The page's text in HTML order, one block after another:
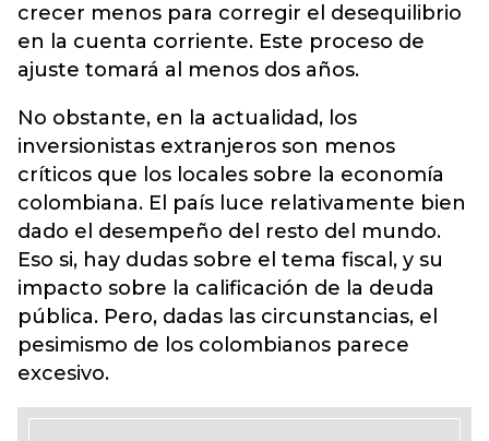
crecer menos para corregir el desequilibrio
en la cuenta corriente. Este proceso de
ajuste tomará al menos dos años.
No obstante, en la actualidad, los
inversionistas extranjeros son menos
críticos que los locales sobre la economía
colombiana. El país luce relativamente bien
dado el desempeño del resto del mundo.
Eso si, hay dudas sobre el tema fiscal, y su
impacto sobre la calificación de la deuda
pública. Pero, dadas las circunstancias, el
pesimismo de los colombianos parece
excesivo.